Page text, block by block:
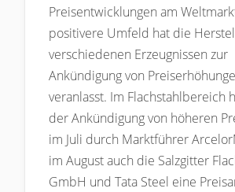
Preisentwicklungen am
positivere Umfeld hat die
verschiedenen Erzeugnissen zur
Ankündigung von
veranlasst. Im Flachstahlbereich
der Ankündigung von höheren
im Juli durch Marktführer
im August auch die Salzgitter
GmbH und Tata Steel eine